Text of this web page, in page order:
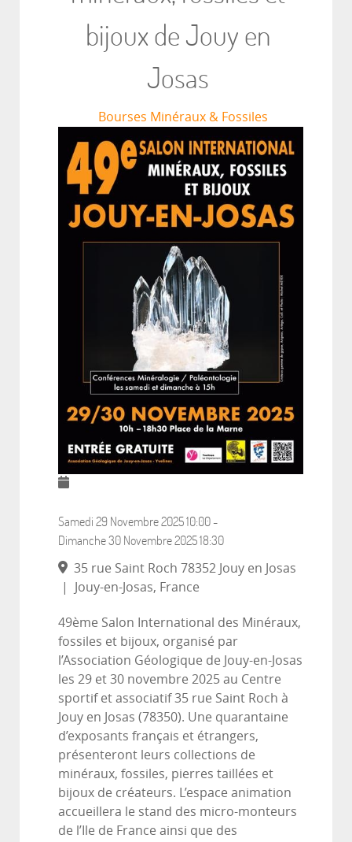
bijoux de Jouy en
Josas
Bourses Minéraux & Fossiles
Samedi 29 Novembre 202510:00 -
Dimanche 30 Novembre 202518:30
35 rue Saint Roch 78352 Jouy en Josas
|
Jouy-en-Josas, France
49ème Salon International des Minéraux,
fossiles et bijoux, organisé par
l’Association Géologique de Jouy-en-Josas
les 29 et 30 novembre 2025 au Centre
sportif et associatif 35 rue Saint Roch à
Jouy en Josas (78350). Une quarantaine
d’exposants français et étrangers,
présenteront leurs collections de
minéraux, fossiles, pierres taillées et
bijoux de créateurs. L’espace animation
accueillera le stand des micro-monteurs
de l’Ile de France ainsi que des